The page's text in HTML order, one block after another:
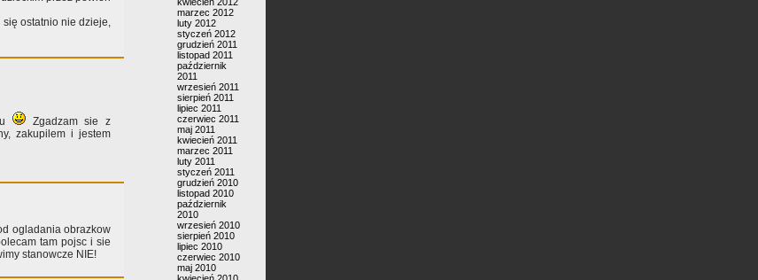
się ostatnio nie dzieje,
Zgadzam sie z
zakupilem i jestem
ogladania obrazkow
tam pojsc i sie
stanowcze NIE!
marzec 2012
luty 2012
styczeń 2012
grudzień 2011
listopad 2011
październik
2011
wrzesień 2011
sierpień 2011
lipiec 2011
czerwiec 2011
maj 2011
kwiecień 2011
marzec 2011
luty 2011
styczeń 2011
grudzień 2010
listopad 2010
październik
2010
wrzesień 2010
sierpień 2010
lipiec 2010
czerwiec 2010
maj 2010